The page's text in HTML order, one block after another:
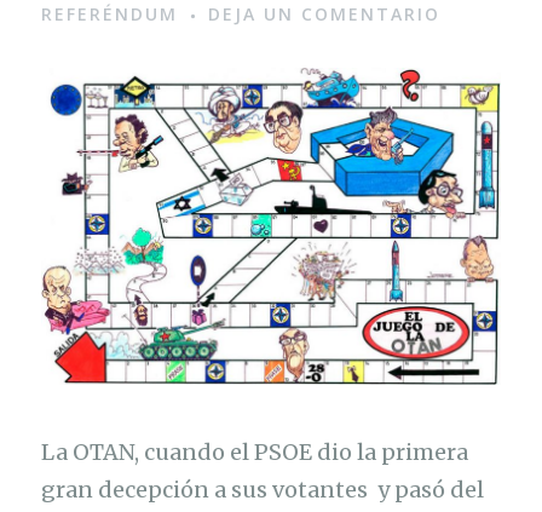
REFERÉNDUM DEJA UN COMENTARIO
La OTAN, cuando el PSOE dio la primera
gran decepción a sus votantes y pasó del